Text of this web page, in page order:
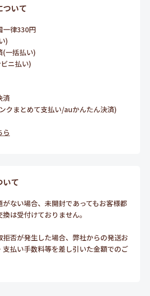
ついて
律330円
)
一括払い)
ニ払い)
済
クまとめて支払い/auかんたん決済)
ら
いて
がない場合、未開封であってもお客様都
は受付けておりません。
拒否が発生した場合、弊社からの発送お
支払い手数料等を差し引いた金額でのご